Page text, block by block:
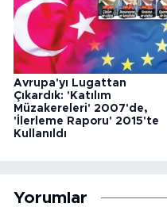
Avrupa'yı Lugattan
Çıkardık: 'Katılım
Müzakereleri' 2007'de,
'İlerleme Raporu' 2015'te
Kullanıldı
Yorumlar